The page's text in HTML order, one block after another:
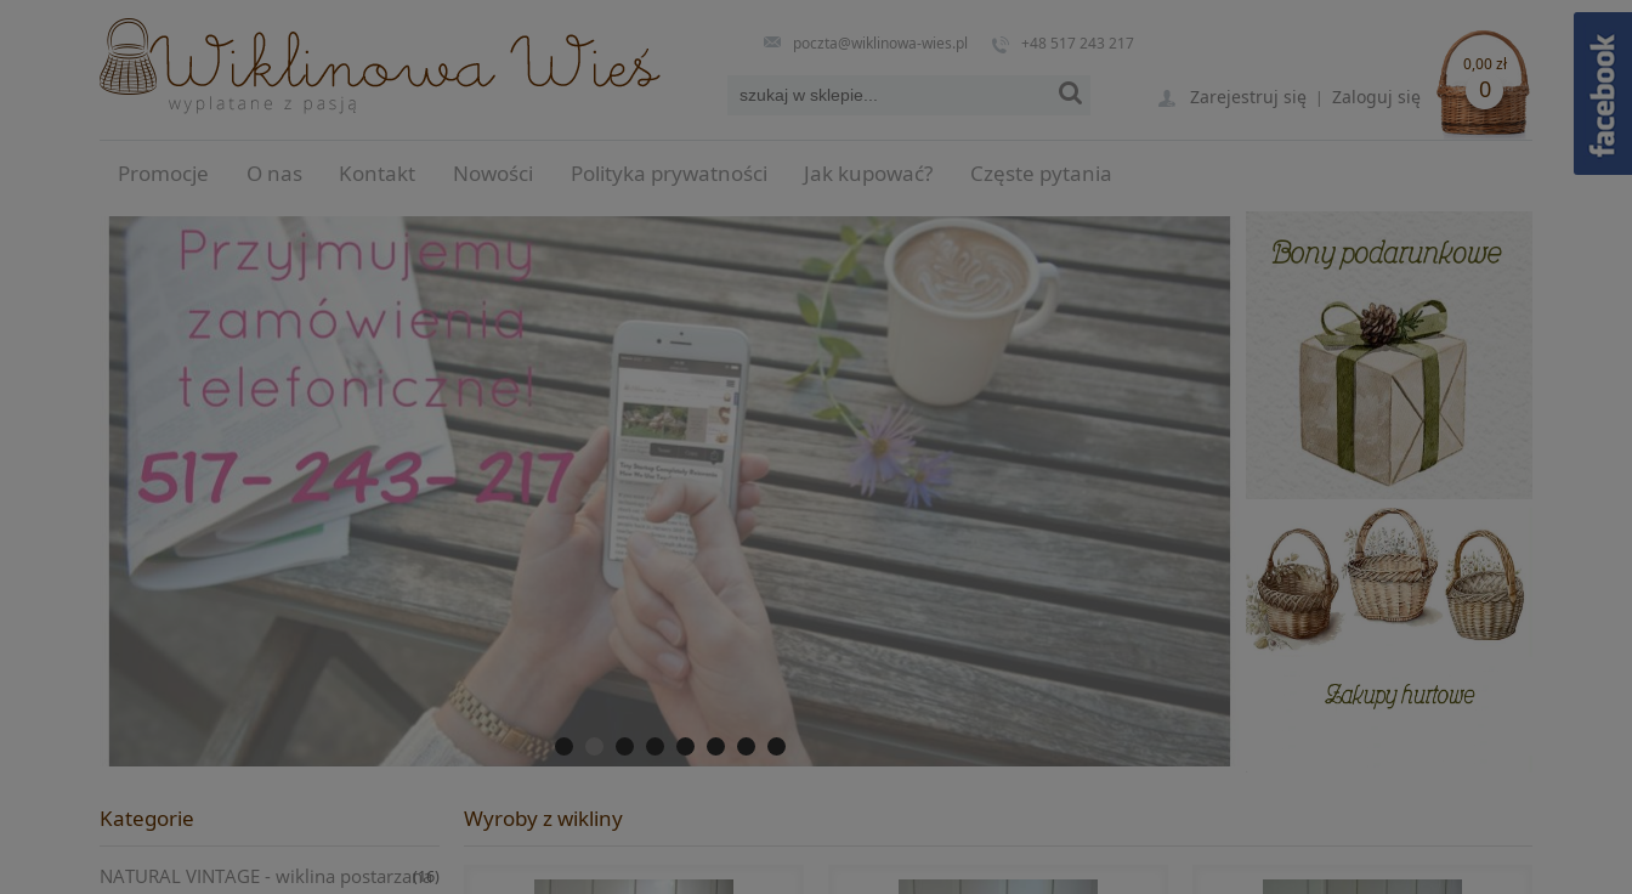
0,00 zł
0
Zarejestruj się | Zaloguj się
poczta@wiklinowa-wies.pl +48 517 243 217
Promocje O nas Kontakt Nowości Polityka prywatności Jak kupować? Częste pytania
Kategorie
NATURAL VINTAGE - wiklina postarzana
(16)
Wyroby z wikliny